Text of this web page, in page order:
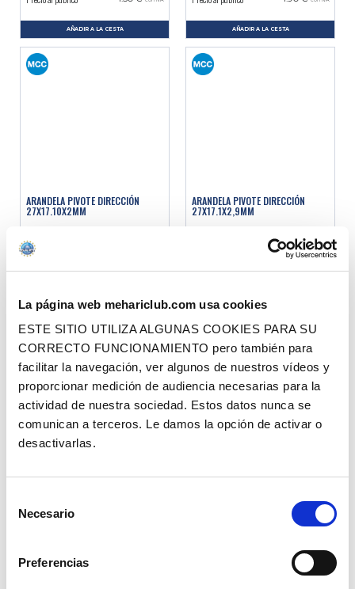
La página web mehariclub.com usa cookies
ESTE SITIO UTILIZA ALGUNAS COOKIES PARA SU
CORRECTO FUNCIONAMIENTO pero también para
facilitar la navegación, ver algunos de nuestros vídeos y
proporcionar medición de audiencia necesarias para la
actividad de nuestra sociedad. Estos datos nunca se
comunican a terceros. Le damos la opción de activar o
desactivarlas.
Necesario
Preferencias
AÑADIR A LA CESTA AÑADIR A LA CESTA
ARANDELA PIVOTE DIRECCIÓN
27X17.10X2MM
Ref. : 1005430
ARANDELA PIVOTE DIRECCIÓN
27X17.1X2,9MM
EN STOCK